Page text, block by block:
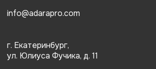
info@adarapro.com
г. Екатеринбург,
ул. Юлиуса Фучика, д. 11